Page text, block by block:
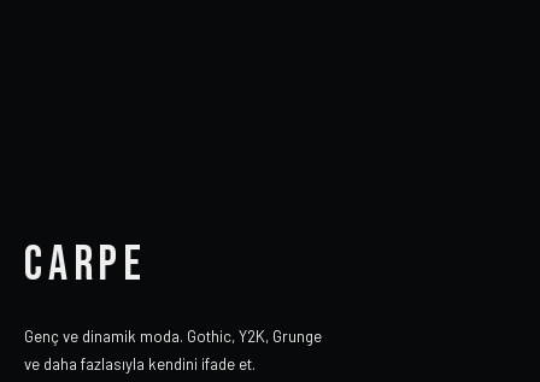
CARPE
Genç ve dinamik moda. Gothic, Y2K, Grunge
ve daha fazlasıyla kendini ifade et.